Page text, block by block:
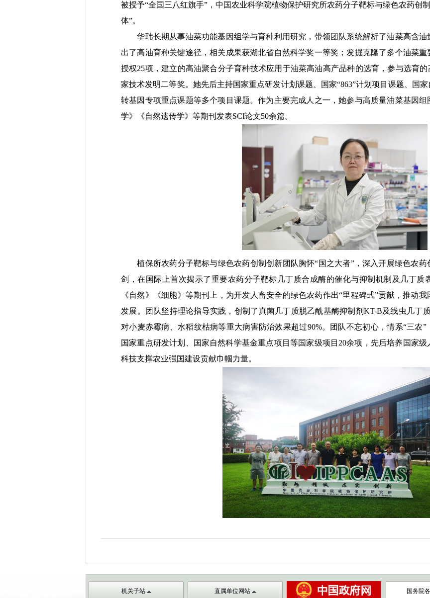
被授予“全国三八红旗手”，中国农业科学院植物保护研究所农药分子靶标与绿色农药创
体”。
华玮长期从事油菜功能基因组学与育种利用研究，带领团队系统解析了油菜高含
出了高油育种关键途径，相关成果获湖北省自然科学奖一等奖；发掘克隆了多个油菜
授权25项，建立的高油聚合分子育种技术应用于油菜高油高产品种的选育，参与选育的
家技术发明二等奖。她先后主持国家重点研发计划课题、国家“863”计划项目课题、国
转基因专项重点课题等多个项目课题。作为主要完成人之一，她参与高质量油菜基因
学》《自然遗传学》等期刊发表SCI论文50余篇。
植保所农药分子靶标与绿色农药创制创新团队胸怀“国之大者”，深入开展绿色农药
剑，在国际上首次揭示了重要农药分子靶标几丁质合成酶的催化与抑制机制及几丁质
《自然》《细胞》等期刊上，为开发人畜安全的绿色农药作出“里程碑式”贡献，推动
发展。团队坚持理论指导实践，创制了真菌几丁质脱乙酰基酶抑制剂KT-B及线虫几丁
对小麦赤霉病、水稻纹枯病等重大病害防治效果超过90%。团队不忘初心，情系“三农”
国家重点研发计划、国家自然科学基金重点项目等国家级项目20余项，先后培养国家
科技支撑农业强国建设贡献巾帼力量。
机关子站 直属单位网站 国务院